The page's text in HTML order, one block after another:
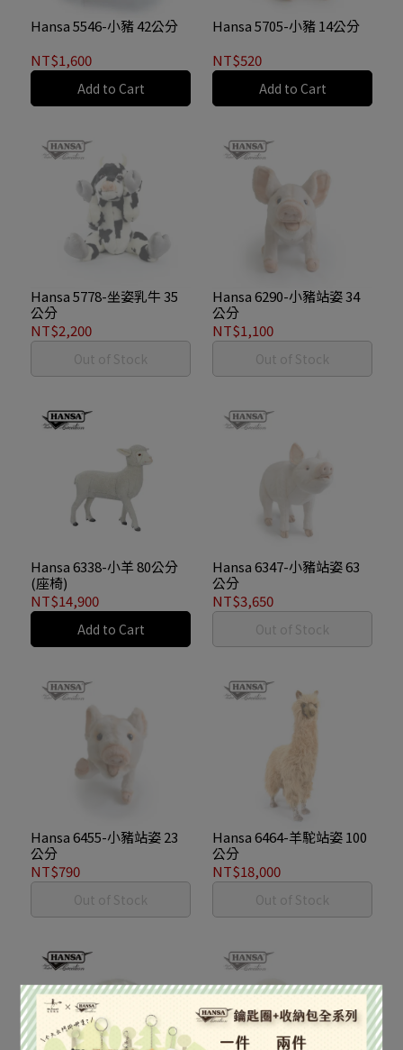
Hansa 5546-小豬 42公分
NT$1,600
Add to Cart
Hansa 5705-小豬 14公分
NT$520
Add to Cart
Hansa 5778-坐姿乳牛 35
公分
NT$2,200
Out of Stock
Hansa 6290-小豬站姿 34
公分
NT$1,100
Out of Stock
Hansa 6338-小羊 80公分
(座椅)
NT$14,900
Add to Cart
Hansa 6347-小豬站姿 63
公分
NT$3,650
Out of Stock
Hansa 6455-小豬站姿 23
公分
NT$790
Out of Stock
Hansa 6464-羊駝站姿 100
公分
NT$18,000
Out of Stock